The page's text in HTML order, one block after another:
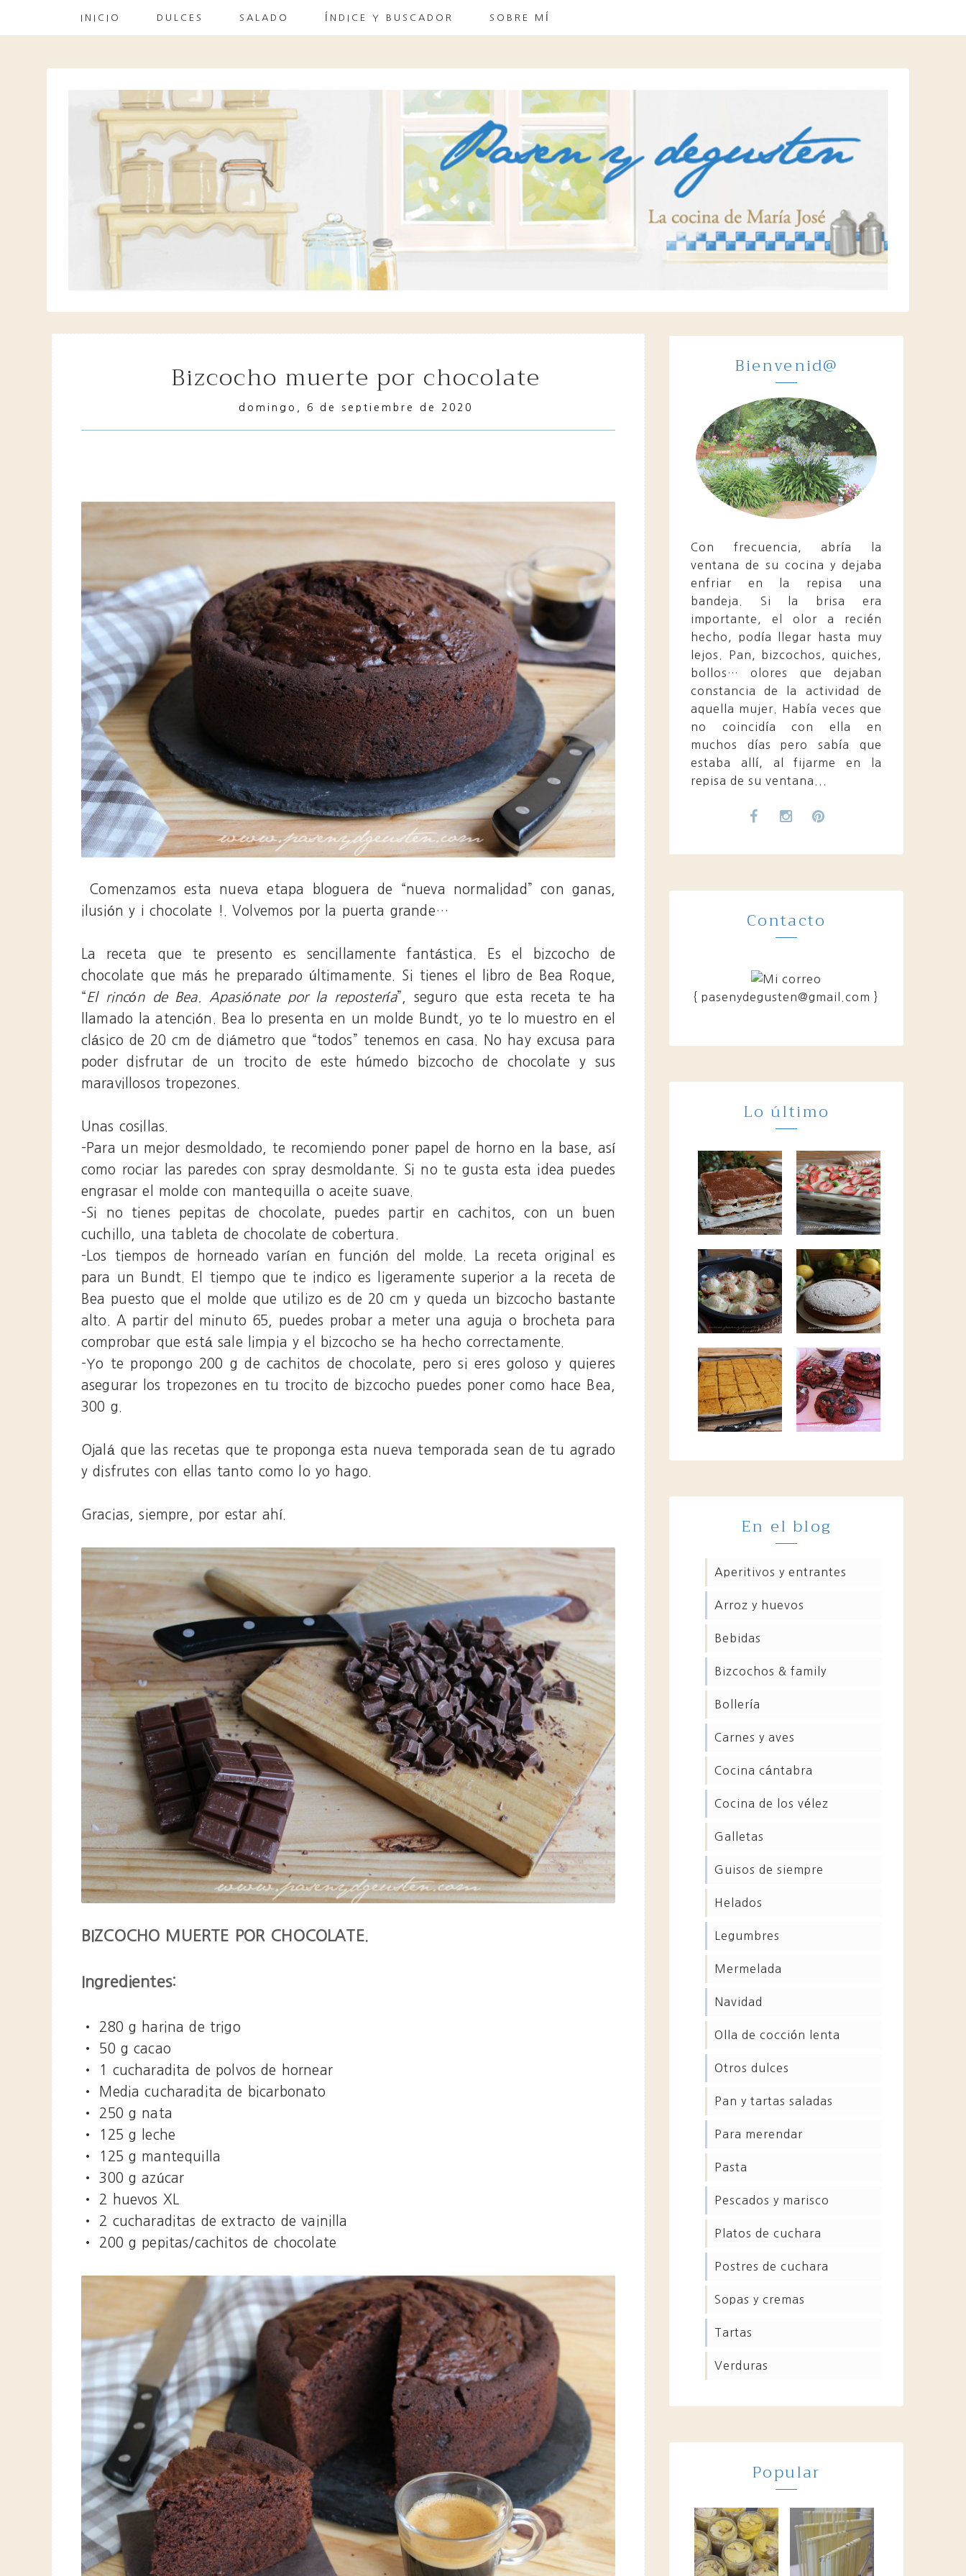
INICIO DULCES SALADO ÍNDICE Y BUSCADOR SOBRE MÍ
bizcocho muerte por chocolate
domingo, 6 de septiembre de 2020
Comenzamos esta nueva etapa bloguera de “nueva normalidad” con ganas,
ilusión y ¡ chocolate !. Volvemos por la puerta grande…
La receta que te presento es sencillamente fantástica. Es el bizcocho de
chocolate que más he preparado últimamente. Si tienes el libro de Bea Roque,
“El rincón de Bea. Apasiónate por la repostería”, seguro que esta receta te ha
llamado la atención. Bea lo presenta en un molde Bundt, yo te lo muestro en el
clásico de 20 cm de diámetro que “todos” tenemos en casa. No hay excusa para
poder disfrutar de un trocito de este húmedo bizcocho de chocolate y sus
maravillosos tropezones.
Unas cosillas.
-Para un mejor desmoldado, te recomiendo poner papel de horno en la base, así
como rociar las paredes con spray desmoldante. Si no te gusta esta idea puedes
engrasar el molde con mantequilla o aceite suave.
-Si no tienes pepitas de chocolate, puedes partir en cachitos, con un buen
cuchillo, una tableta de chocolate de cobertura.
-Los tiempos de horneado varían en función del molde. La receta original es
para un Bundt. El tiempo que te indico es ligeramente superior a la receta de
Bea puesto que el molde que utilizo es de 20 cm y queda un bizcocho bastante
alto. A partir del minuto 65, puedes probar a meter una aguja o brocheta para
comprobar que está sale limpia y el bizcocho se ha hecho correctamente.
-Yo te propongo 200 g de cachitos de chocolate, pero si eres goloso y quieres
asegurar los tropezones en tu trocito de bizcocho puedes poner como hace Bea,
300 g.
Ojalá que las recetas que te proponga esta nueva temporada sean de tu agrado
y disfrutes con ellas tanto como lo yo hago.
Gracias, siempre, por estar ahí.
BIZCOCHO MUERTE POR CHOCOLATE.
Ingredientes:
•
280 g harina de trigo
•
50 g cacao
•
1 cucharadita de polvos de hornear
•
Media cucharadita de bicarbonato
•
250 g nata
•
125 g leche
•
125 g mantequilla
•
300 g azúcar
•
2 huevos XL
•
2 cucharaditas de extracto de vainilla
•
200 g pepitas/cachitos de chocolate
Bienvenid@
Con frecuencia, abría la
ventana de su cocina y dejaba
enfriar en la repisa una
bandeja. Si la brisa era
importante, el olor a recién
hecho, podía llegar hasta muy
lejos. Pan, bizcochos, quiches,
bollos… olores que dejaban
constancia de la actividad de
aquella mujer. Había veces que
no coincidía con ella en
muchos días pero sabía que
estaba allí, al fijarme en la
repisa de su ventana...
Contacto
{ pasenydegusten@gmail.com }
Lo último
En el blog
aperitivos y entrantes
arroz y huevos
bebidas
bizcochos & family
bollería
carnes y aves
cocina cántabra
cocina de los vélez
galletas
guisos de siempre
helados
legumbres
mermelada
navidad
olla de cocción lenta
otros dulces
pan y tartas saladas
para merendar
pasta
pescados y marisco
platos de cuchara
postres de cuchara
sopas y cremas
tartas
verduras
Popular